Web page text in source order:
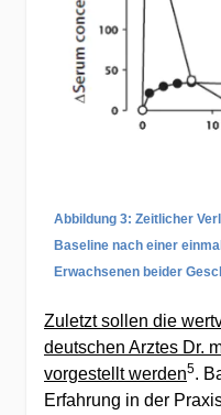
Abbildung 3: Zeitlicher
Baseline nach einer
Erwachsenen beider
Zuletzt sollen die
deutschen Arztes Dr.
vorgestellt werden5.
Erfahrung in der